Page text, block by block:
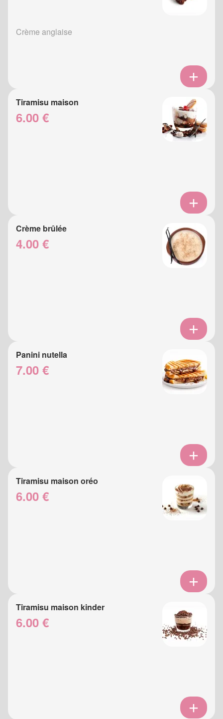
Crème anglaise
Tiramisu maison
6.00 €
Crème brûlée
4.00 €
Panini nutella
7.00 €
Tiramisu maison oréo
6.00 €
Tiramisu maison kinder
6.00 €